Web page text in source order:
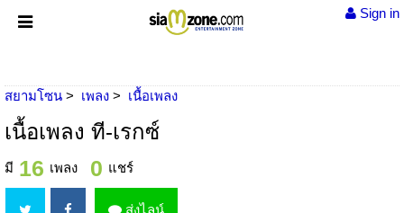
Sign in
สยามโซน เพลง เนื้อเพลง
เนื้อเพลง ที-เรกซ์
มี 16 เพลง 0 แชร์
ส่งไลน์